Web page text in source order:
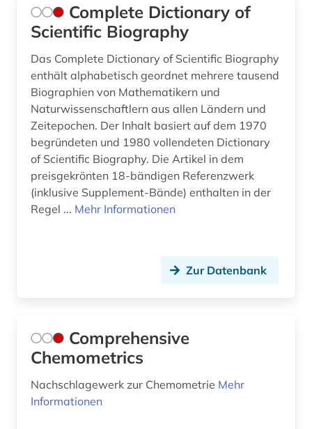
Complete Dictionary of
Scientific Biography
Das Complete Dictionary of Scientific Biography
enthält alphabetisch geordnet mehrere tausend
Biographien von Mathematikern und
Naturwissenschaftlern aus allen Ländern und
Zeitepochen. Der Inhalt basiert auf dem 1970
begründeten und 1980 vollendeten Dictionary
of Scientific Biography. Die Artikel in dem
preisgekrönten 18-bändigen Referenzwerk
(inklusive Supplement-Bände) enthalten in der
Regel ... Mehr Informationen
Zur Datenbank
Comprehensive
Chemometrics
Nachschlagewerk zur Chemometrie Mehr
Informationen